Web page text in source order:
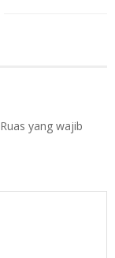
Ruas yang wajib